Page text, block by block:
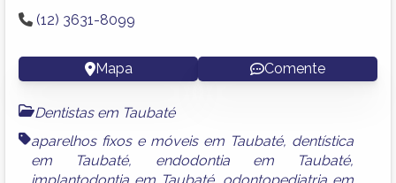
(12) 3631-8099
Mapa Comente
Dentistas em Taubaté
aparelhos fixos e móveis em Taubaté, dentística
em Taubaté, endodontia em Taubaté,
implantodontia em Taubaté, odontopediatria em